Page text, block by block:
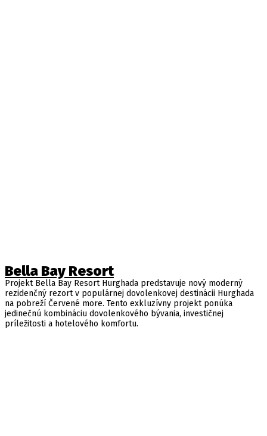
Bella Bay Resort
Projekt Bella Bay Resort Hurghada predstavuje nový moderný
rezidenčný rezort v populárnej dovolenkovej destinácii Hurghada
na pobreží Červené more. Tento exkluzívny projekt ponúka
jedinečnú kombináciu dovolenkového bývania, investičnej
príležitosti a hotelového komfortu.